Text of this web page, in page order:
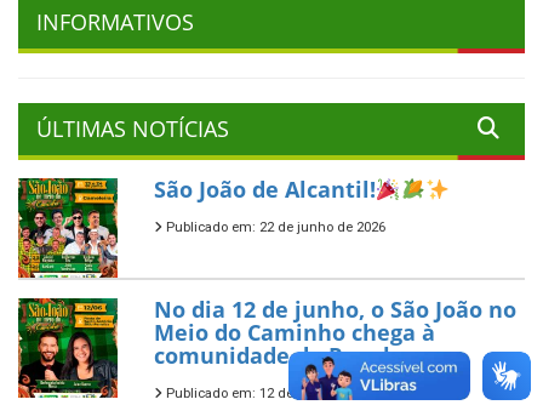
INFORMATIVOS
ÚLTIMAS NOTÍCIAS
São João de Alcantil!
Publicado em: 22 de junho de 2026
No dia 12 de junho, o São João no
Meio do Caminho chega à
comunidade de Panelas
Publicado em: 12 de junho de 2026